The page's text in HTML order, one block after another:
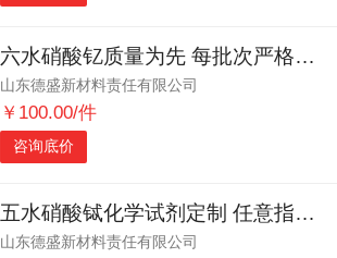
六水硝酸钇质量为先 每批次严格把关无差错
山东德盛新材料责任有限公司
￥100.00/件
咨询底价
五水硝酸铽化学试剂定制 任意指标均可满足
山东德盛新材料责任有限公司